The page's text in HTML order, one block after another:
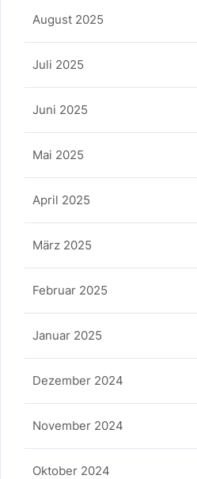
August 2025
Juli 2025
Juni 2025
Mai 2025
April 2025
März 2025
Februar 2025
Januar 2025
Dezember 2024
November 2024
Oktober 2024